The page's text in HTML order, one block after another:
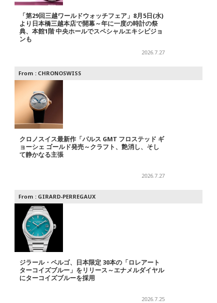
「第29回三越ワールドウォッチフェア」8月5日(水)
より日本橋三越本店で開幕～年に一度の時計の祭
典、本館1階 中央ホールでスペシャルエキシビジョ
ンも
2026.7.27
From : CHRONOSWISS
クロノスイス最新作「パルス GMT フロステッド ギ
ョーシェ ゴールド発売～クラフト、艶消し、そし
て静かなる主張
2026.7.27
From : GIRARD-PERREGAUX
ジラール・ペルゴ、日本限定 30本の「ロレアート
ターコイズブルー」をリリース～エナメルダイヤル
にターコイズブルーを採用
2026.7.25